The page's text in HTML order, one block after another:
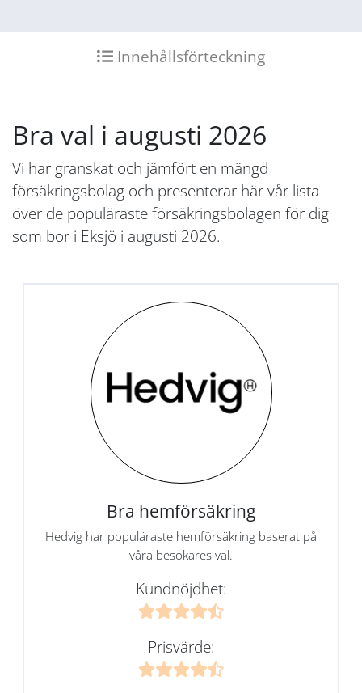
Innehållsförteckning
Bra val i augusti 2026
Vi har granskat och jämfört en mängd
försäkringsbolag och presenterar här vår lista
över de populäraste försäkringsbolagen för dig
som bor i Eksjö i augusti 2026.
Bra hemförsäkring
Hedvig har populäraste hemförsäkring baserat på
våra besökares val.
Kundnöjdhet:
Prisvärde: